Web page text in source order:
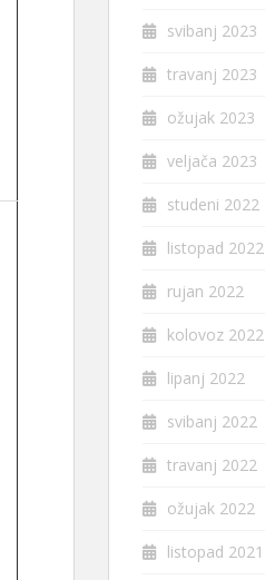
svibanj 2023
travanj 2023
ožujak 2023
veljača 2023
studeni 2022
listopad 2022
rujan 2022
kolovoz 2022
lipanj 2022
svibanj 2022
travanj 2022
ožujak 2022
listopad 2021